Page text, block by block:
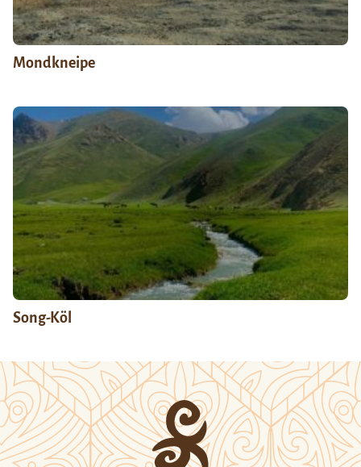
Mondkneipe
Song-Köl